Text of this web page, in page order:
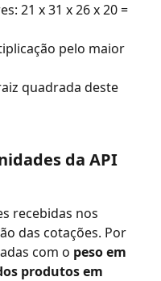
21 x 31 x 26 x 20 =
pelo maior
quadrada deste
da API
recebidas nos
das cotações. Por
com o peso em
produtos em